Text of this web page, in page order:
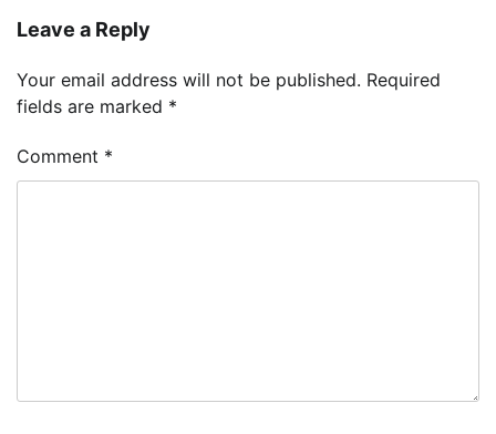
Leave a Reply
Your email address will not be published. Required
fields are marked *
Comment *